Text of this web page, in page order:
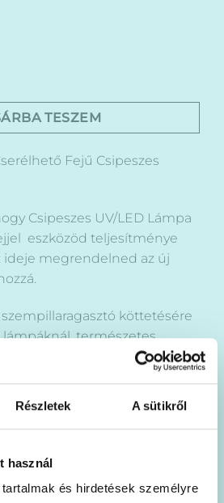
Részletek A sütikről
használ
és hirdetések személyre
TESZEM
Fejű Csipeszes
Csipeszes UV/LED Lámpa
eszközöd teljesítménye
ideje megrendelned az új
köttetésére
természetes
változó, üzemóra
teljesítménye csökken,
hogy a ragasztó megkötési
hosszabbá válik, ezekben
kompatibilis új